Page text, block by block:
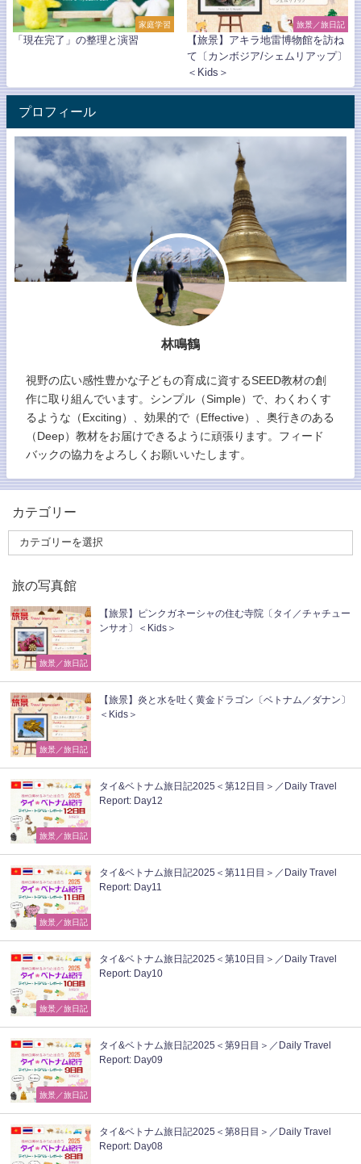
家庭学習
「現在完了」の整理と演習
旅景／旅日記
【旅景】アキラ地雷博物館を訪ね
て〔カンボジア/シェムリアップ〕
＜Kids＞
プロフィール
林鳴鶴
視野の広い感性豊かな子どもの育成に資するSEED教材の創
作に取り組んでいます。シンプル（Simple）で、わくわくす
るような（Exciting）、効果的で（Effective）、奥行きのある
（Deep）教材をお届けできるように頑張ります。フィード
バックの協力をよろしくお願いいたします。
カテゴリー
旅の写真館
旅景／旅日記
【旅景】ピンクガネーシャの住む寺院〔タイ／チャチュー
ンサオ〕＜Kids＞
旅景／旅日記
【旅景】炎と水を吐く黄金ドラゴン〔ベトナム／ダナン〕
＜Kids＞
旅景／旅日記
タイ&ベトナム旅日記2025＜第12日目＞／Daily Travel
Report: Day12
旅景／旅日記
タイ&ベトナム旅日記2025＜第11日目＞／Daily Travel
Report: Day11
旅景／旅日記
タイ&ベトナム旅日記2025＜第10日目＞／Daily Travel
Report: Day10
旅景／旅日記
タイ&ベトナム旅日記2025＜第9日目＞／Daily Travel
Report: Day09
タイ&ベトナム旅日記2025＜第8日目＞／Daily Travel
Report: Day08